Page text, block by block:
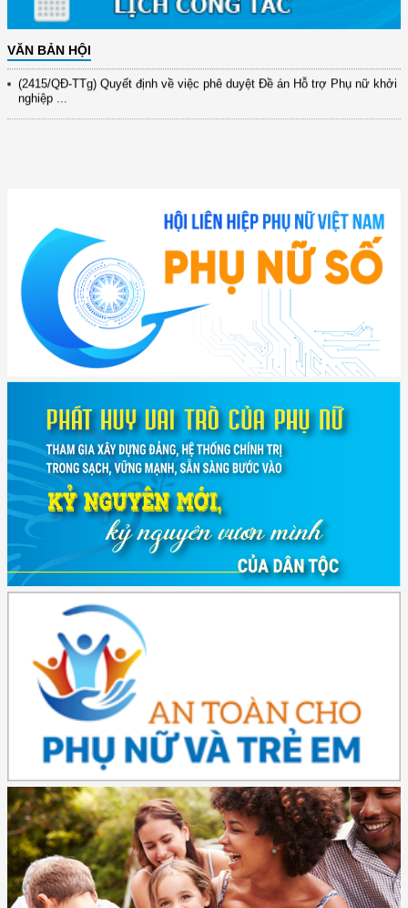
VĂN BẢN HỘI
(891/KH-ĐCT) Kế hoạch thực hiện Nghị quyết số 72-NQ/TW ngày
(2415/QĐ-TTg) Quyết định về việc phê duyệt Đề án Hỗ trợ Phụ nữ khởi
nghiệp ...